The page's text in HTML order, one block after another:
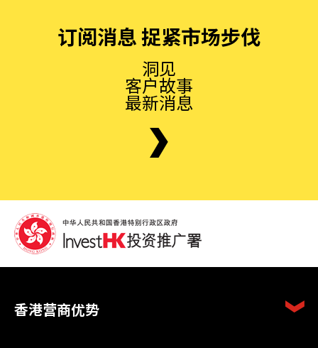
订阅消息 捉紧市场步伐
洞见
客户故事
最新消息
香港营商优势